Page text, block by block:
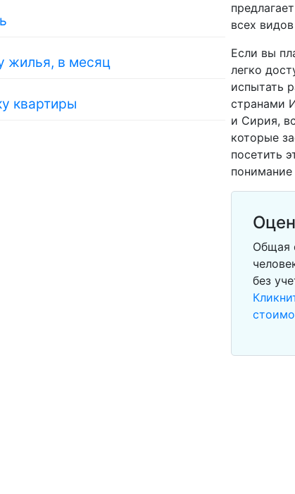
жилья, в месяц
квартиры
всех
Если вы
легко
испытать
странами
и Сирия,
которые
посетить
Общая
без